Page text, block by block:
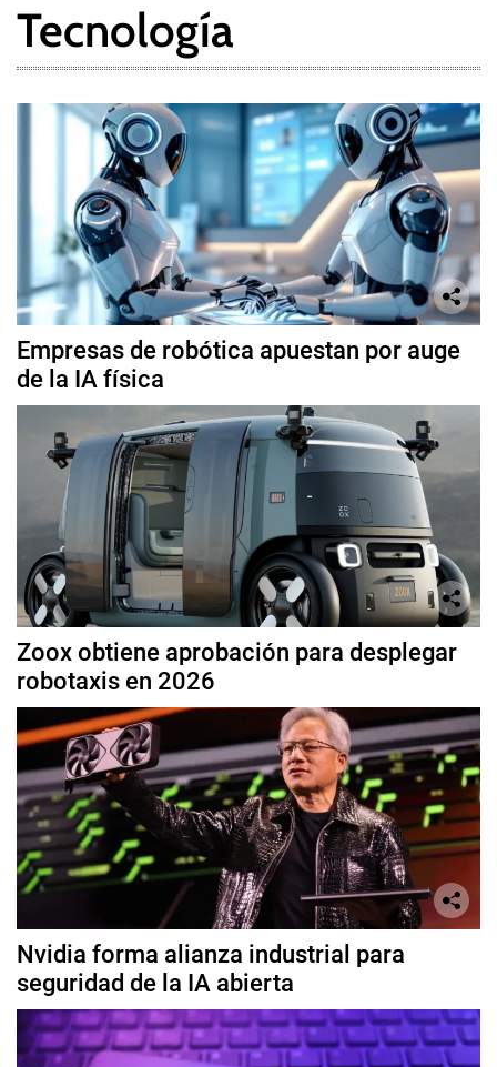
Tecnología
Empresas de robótica apuestan por auge
de la IA física
Zoox obtiene aprobación para desplegar
robotaxis en 2026
Nvidia forma alianza industrial para
seguridad de la IA abierta